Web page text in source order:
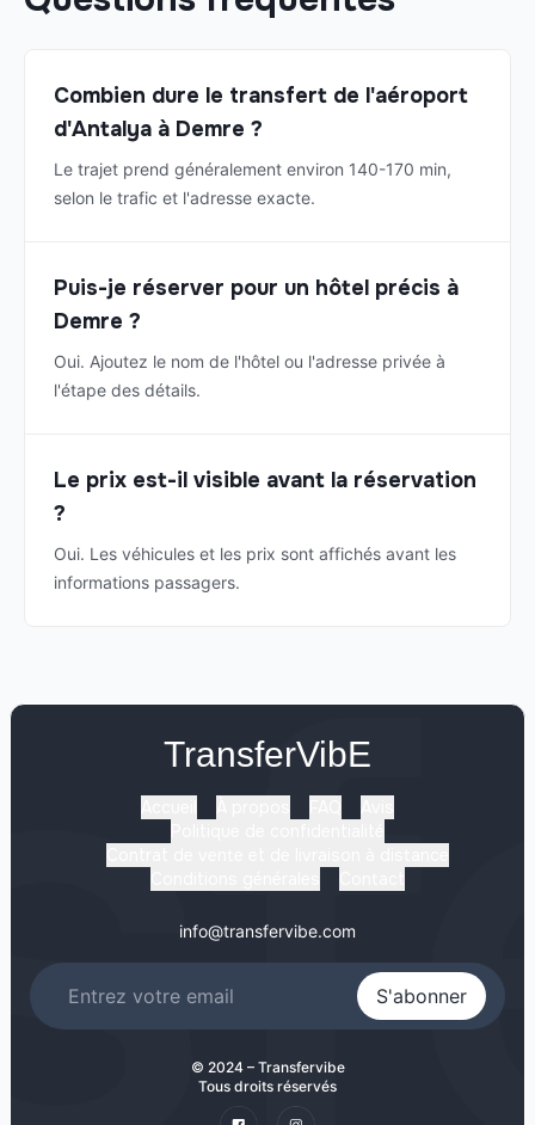
Combien dure le transfert de l'aéroport
d'Antalya à Demre ?
Le trajet prend généralement environ 140-170 min,
selon le trafic et l'adresse exacte.
Puis-je réserver pour un hôtel précis à
Demre ?
Oui. Ajoutez le nom de l'hôtel ou l'adresse privée à
l'étape des détails.
Le prix est-il visible avant la réservation
?
Oui. Les véhicules et les prix sont affichés avant les
informations passagers.
TransferVibE
info@transfervibe.com
S'abonner
© 2024 – Transfervibe
Tous droits réservés